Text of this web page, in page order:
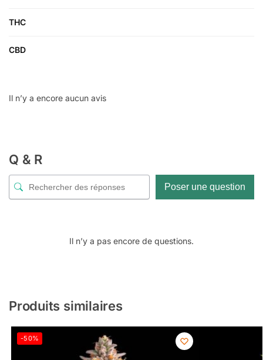
THC
CBD
Il n’y a encore aucun avis
Q & R
Poser une question
Il n’y a pas encore de questions.
Produits similaires
-50%